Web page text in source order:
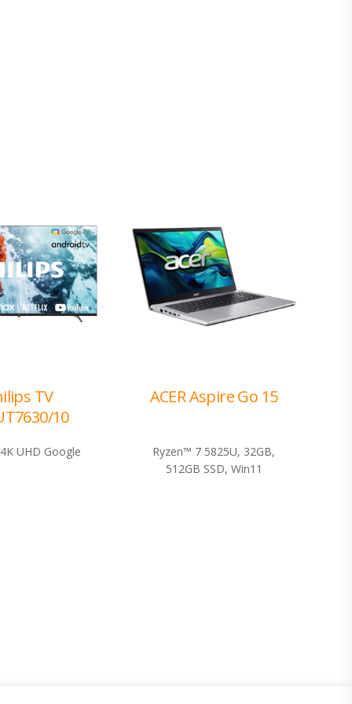
TV
10
UHD Google
ACER Aspire Go 15
Ryzen™ 7 5825U, 32GB,
512GB SSD, Win11